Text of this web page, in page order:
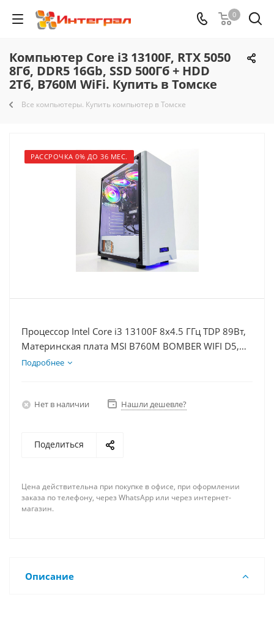
0
Компьютер Core i3 13100F, RTX 5050
8Гб, DDR5 16Gb, SSD 500Гб + HDD
2Тб, B760M WiFi. Купить в Томске
Все компьютеры. Купить компьютер в Томске
РАССРОЧКА 0% ДО 36 МЕС.
Процессор Intel Core i3 13100F 8x4.5 ГГц TDP 89Вт,
Материнская плата MSI B760M BOMBER WIFI D5,
Видеокарта RTX 5050 8Гб, Память DDR5 16Gb,
Подробнее
Нет в наличии Нашли дешевле?
Поделиться
Цена действительна при покупке в офисе, при оформлении
заказа по телефону, через WhatsApp или через интернет-
магазин.
Описание